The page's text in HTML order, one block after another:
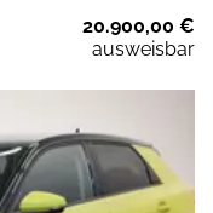
20.900,00 €
ausweisbar